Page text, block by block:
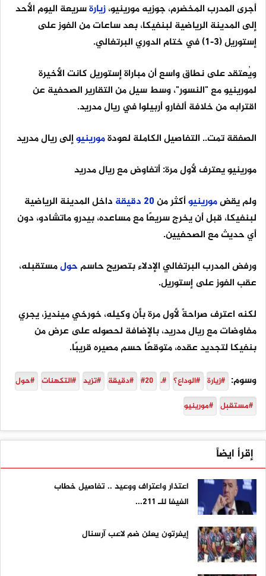
أجرى المدرب المخضرم، جوزيه مورينيو،زيارةسريعة اليوم الأحد
إلى المدينة الرياضية لبنفيكا، بعد ساعات من الفوز على
إستوريل (3-1) في ختام الدوري البرتغالي.
ويُعتقد على نطاق واسع أن مباراة إستوريل كانت الأخيرة
لمورينيو مع "النسور"، وسط سيل من التقارير الصحفية عن
اقترابه من خلافة ألفارو أربيلوا في ريال مدريد.
الصفقة تمت.. التفاصيل الكاملة لعودةمورينيوإلى ريال مدريد
مورينيو يعترف لأول مرة: أتفاوض مع ريال مدريد
ولم يقضمورينيوأكثر من20 دقيقة داخل المدينة الرياضية
لبنفيكا، قبل أن يخرج سريعًا مع مساعده، بيدرو ماتشادو، دون
أي حديث مع الصحفيين.
ورفض المدرب البرتغالي الإدلاء بتصريح حاسمحولمستقبله،
عقب الفوز على إستوريل.
لكنه اعترف صراحةً لأول مرة بأن وكيله، خورخي مينديز، يجري
مفاوضات مع ريال مدريد، بالإضافة لحصوله على عرض من
بنفيكا لتجديد عقده، متوقعًا حسم مصيره قريبًا.
وسوم: #زيارة #الوداع؟ #.
#20 #دقيقة #تزيد #التكهنات #حول
#مستقبل #مورينيو
إقرأ ايضاً
اعتذار واعتراف ووعيد .. تفاصيل خطاب
الفيفا للـ 211...
إيفرتون يعلن ضم لاعب آرسنال